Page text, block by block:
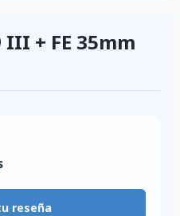
III + FE 35mm
reseña